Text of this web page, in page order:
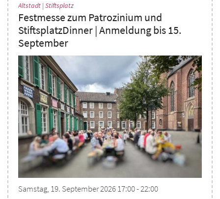
Altstadt | Stiftsplatz:
Festmesse zum Patrozinium und
StiftsplatzDinner | Anmeldung bis 15.
September
Samstag, 19. September 2026 17:00 - 22:00